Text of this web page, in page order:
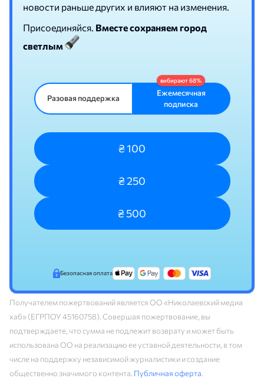
новости раньше других и влияют на изменения.
Присоединяйся. Вместе сохраняем город
светлым
Разовая поддержка
Ежемесячная
подписка
₴ 100
₴ 250
₴ 500
Безопасная оплата
Получателем пожертвований является ОО «Николаевский медиа
хаб» (ЕГРПОУ 45160758). Совершая пожертвование, вы
подтверждаете, что сумма не подлежит возврату и может быть
использована ОО на реализацию ее уставной деятельности, в том
числе на поддержку независимой журналистики и создание
общественно значимого контента. Публичная оферта.